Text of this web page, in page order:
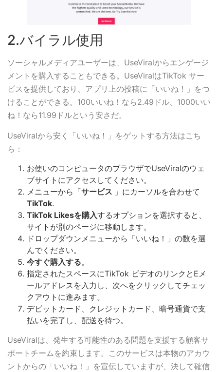
2.バイラル使用
ソーシャルメディアユーザーは、UseViralからエンゲージ
メントを購入することもできる。UseViralはTikTok サー
ビスを提供しており、アプリ上の投稿に「いいね！」をつ
けることができる。100いいね！なら2.49ドル、1000いい
ね！なら11.99ドルという安さだ。
UseViralから安く「いいね！」をゲットする方法はこち
ら：
お使いのコンピュータのブラウザでUseViralのウェ
ブサイトにアクセスしてください。
メニューから「サービス 」にカーソルを合わせて
TikTok.
TikTok Likesを購入するオプションを選択すると、
サイトが別のページに移動します。
ドロップダウンメニューから「いいね！」の数を選
んでください。
今すぐ購入する。
指定されたスペースにTikTok ビデオのリンクとEメ
ールアドレスを入力し、次へをクリックしてチェッ
クアウトに進みます。
デビットカード、クレジットカード、暗号通貨で支
払いを完了し、配送を待つ。
UseViralは、発生する可能性のある問題を支援する顧客サ
ポートチームを約束します。このサービスは本物のアカウ
ントからの「いいね！」を宣伝していますが、決して確信